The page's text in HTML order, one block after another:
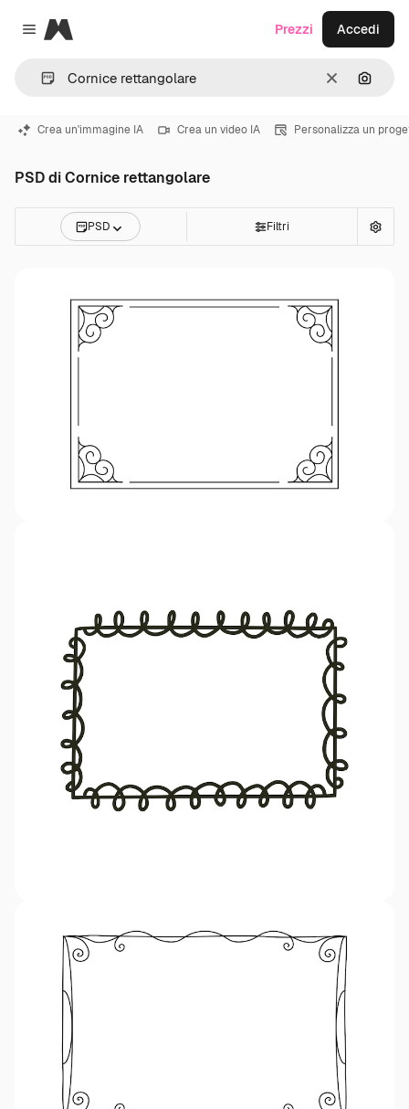
Close menu
Magnific
CancellaCerca
Prezzi Accedi
Crea un'immagine IA Crea un video IA Personalizza un
PSD di Cornice rettangolare
PSD Filtri